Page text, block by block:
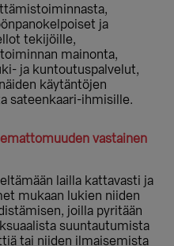
ja
tekijöille,
mainonta,
ja kuntoutuspalvelut,
käytäntöjen
sateenkaari-ihmisille.
vastainen
lailla kattavasti ja
mukaan lukien niiden
joilla pyritään
suuntautumista
tai niiden ilmaisemista